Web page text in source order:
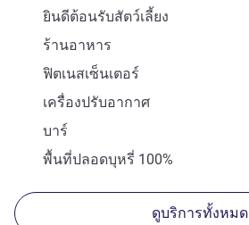
ยินดีต้อนรับสัตว์เลี้ยง
ร้านอาหาร
ฟิตเนสเซ็นเตอร์
เครื่องปรับอากาศ
บาร์
พื้นที่ปลอดบุหรี่ 100%
ดูบริการทั้งหมด